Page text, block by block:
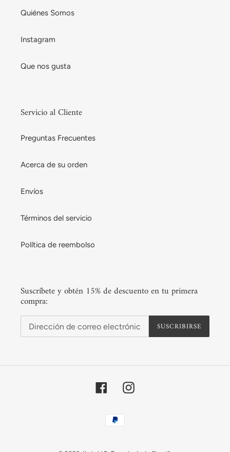
Quiénes Somos
Instagram
Que nos gusta
Servicio al Cliente
Preguntas Frecuentes
Acerca de su orden
Envíos
Términos del servicio
Política de reembolso
Suscríbete y obtén 15% de descuento en tu primera
compra:
SUSCRIBIRSE
FacebookInstagram
Métodos
de